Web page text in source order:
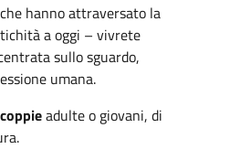
hanno attraversato la
a oggi – vivrete
sullo sguardo,
umana.
coppieadulte o giovani, di